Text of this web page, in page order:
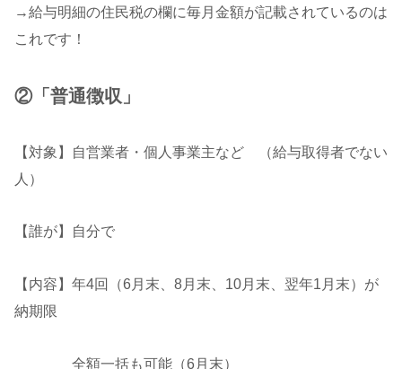
→給与明細の住民税の欄に毎月金額が記載されているのは
これです！
②「普通徴収」
【対象】自営業者・個人事業主など （給与取得者でない
人）
【誰が】自分で
【内容】年4回（6月末、8月末、10月末、翌年1月末）が
納期限
全額一括も可能（6月末）